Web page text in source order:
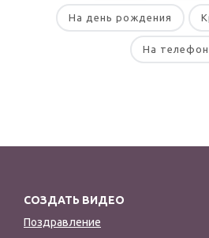
На день рождения
На телефон
СОЗДАТЬ ВИДЕО
Поздравление